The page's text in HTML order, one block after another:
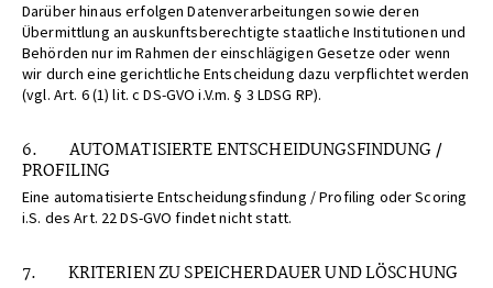
Darüber hinaus erfolgen Datenverarbeitungen sowie deren
Übermittlung an auskunftsberechtigte staatliche Institutionen und
Behörden nur im Rahmen der einschlägigen Gesetze oder wenn
wir durch eine gerichtliche Entscheidung dazu verpflichtet werden
(vgl. Art. 6 (1) lit. c DS-GVO i.V.m. § 3 LDSG RP).
6. AUTOMATISIERTE ENTSCHEIDUNGSFINDUNG /
PROFILING
Eine automatisierte Entscheidungsfindung / Profiling oder Scoring
i.S. des Art. 22 DS-GVO findet nicht statt.
7. KRITERIEN ZU SPEICHERDAUER UND LÖSCHUNG